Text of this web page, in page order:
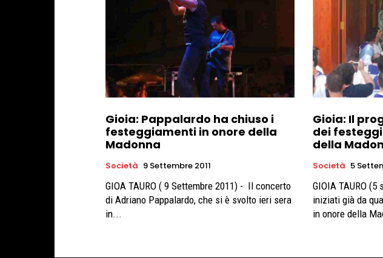
Gioia: Pappalardo ha chiuso i
festeggiamenti in onore della
Madonna
Società 9 Settembre 2011
GIOA TAURO ( 9 Settembre 2011) - Il concerto
di Adriano Pappalardo, che si è svolto ieri sera
in...
Gioia: Il
dei
della
Società 5
GIOIA TAURO
iniziati già da
in onore della